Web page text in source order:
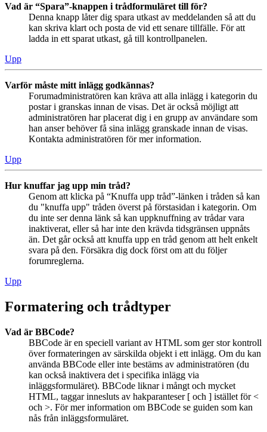
Vad är “Spara”-knappen i trådformuläret till för?
Denna knapp låter dig spara utkast av meddelanden så att du
kan skriva klart och posta de vid ett senare tillfälle. För att
ladda in ett sparat utkast, gå till kontrollpanelen.
Upp
Varför måste mitt inlägg godkännas?
Forumadministratören kan kräva att alla inlägg i kategorin du
postar i granskas innan de visas. Det är också möjligt att
administratören har placerat dig i en grupp av användare som
han anser behöver få sina inlägg granskade innan de visas.
Kontakta administratören för mer information.
Upp
Hur knuffar jag upp min tråd?
Genom att klicka på “Knuffa upp tråd”-länken i tråden så kan
du "knuffa upp" tråden överst på förstasidan i kategorin. Om
du inte ser denna länk så kan uppknuffning av trådar vara
inaktiverat, eller så har inte den krävda tidsgränsen uppnåts
än. Det går också att knuffa upp en tråd genom att helt enkelt
svara på den. Försäkra dig dock först om att du följer
forumreglerna.
Upp
Formatering och trådtyper
Vad är BBCode?
BBCode är en speciell variant av HTML som ger stor kontroll
över formateringen av särskilda objekt i ett inlägg. Om du kan
använda BBCode eller inte bestäms av administratören (du
kan också inaktivera det i specifika inlägg via
inläggsformuläret). BBCode liknar i mångt och mycket
HTML, taggar innesluts av hakparanteser [ och ] istället för <
och >. För mer information om BBCode se guiden som kan
nås från inläggsformuläret.